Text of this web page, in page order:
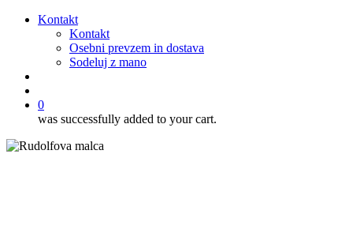
Kontakt
Kontakt
Osebni prevzem in dostava
Sodeluj z mano
0
was successfully added to your cart.